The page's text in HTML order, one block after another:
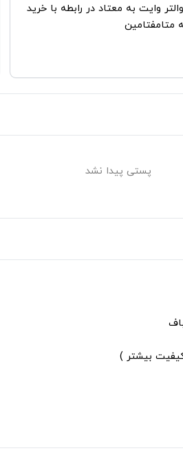
وایت به معتاد در رابطه با خرید
متامفتامین
پستی پیدا نشد